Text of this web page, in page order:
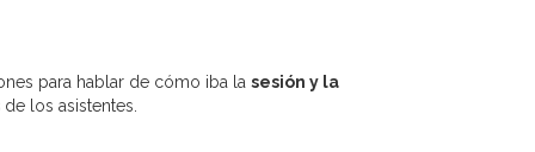
para hablar de cómo iba la sesión y la
de los asistentes.